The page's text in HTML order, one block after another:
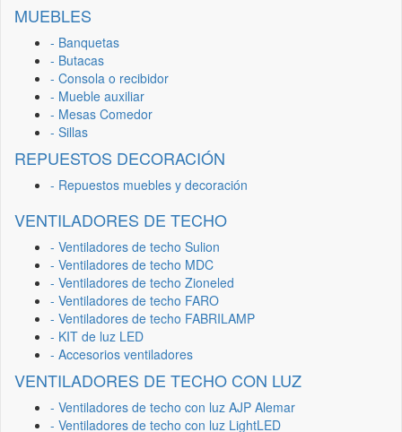
MUEBLES
- Banquetas
- Butacas
- Consola o recibidor
- Mueble auxiliar
- Mesas Comedor
- Sillas
REPUESTOS DECORACIÓN
- Repuestos muebles y decoración
VENTILADORES DE TECHO
- Ventiladores de techo Sulion
- Ventiladores de techo MDC
- Ventiladores de techo Zioneled
- Ventiladores de techo FARO
- Ventiladores de techo FABRILAMP
- KIT de luz LED
- Accesorios ventiladores
VENTILADORES DE TECHO CON LUZ
- Ventiladores de techo con luz AJP Alemar
- Ventiladores de techo con luz LightLED